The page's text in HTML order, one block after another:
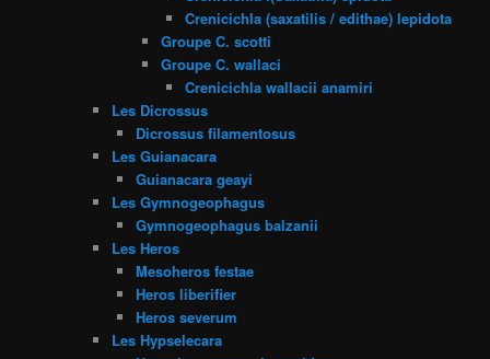
Crenicichla (saxatilis / edithae) lepidota
Groupe C. scotti
Groupe C. wallaci
Crenicichla wallacii anamiri
Les Dicrossus
Dicrossus filamentosus
Les Guianacara
Guianacara geayi
Les Gymnogeophagus
Gymnogeophagus balzanii
Les Heros
Mesoheros festae
Heros liberifier
Heros severum
Les Hypselecara